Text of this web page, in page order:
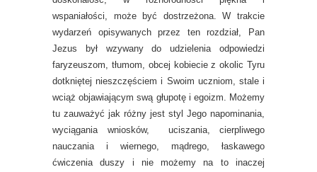
wspaniałości, może być dostrzeżona. W trakcie
wydarzeń opisywanych przez ten rozdział, Pan
Jezus był wzywany do udzielenia odpowiedzi
faryzeuszom, tłumom, obcej kobiecie z okolic Tyru
dotkniętej nieszczęściem i Swoim uczniom, stale i
wciąż objawiającym swą głupotę i egoizm. Możemy
tu zauważyć jak różny jest styl Jego napominania,
wyciągania wniosków, uciszania, cierpliwego
nauczania i wiernego, mądrego, łaskawego
ćwiczenia duszy i nie możemy na to inaczej